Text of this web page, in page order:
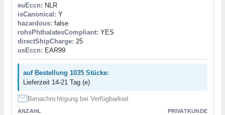
euEccn: NLR
isCanonical: Y
hazardous: false
rohsPhthalatesCompliant: YES
directShipCharge: 25
usEccn: EAR99
auf Bestellung 1035 Stücke:
Lieferzeit 14-21 Tag (e)
Benachrichtigung bei Verfügbarkeit
ANZAHL PRIVATKUNDE